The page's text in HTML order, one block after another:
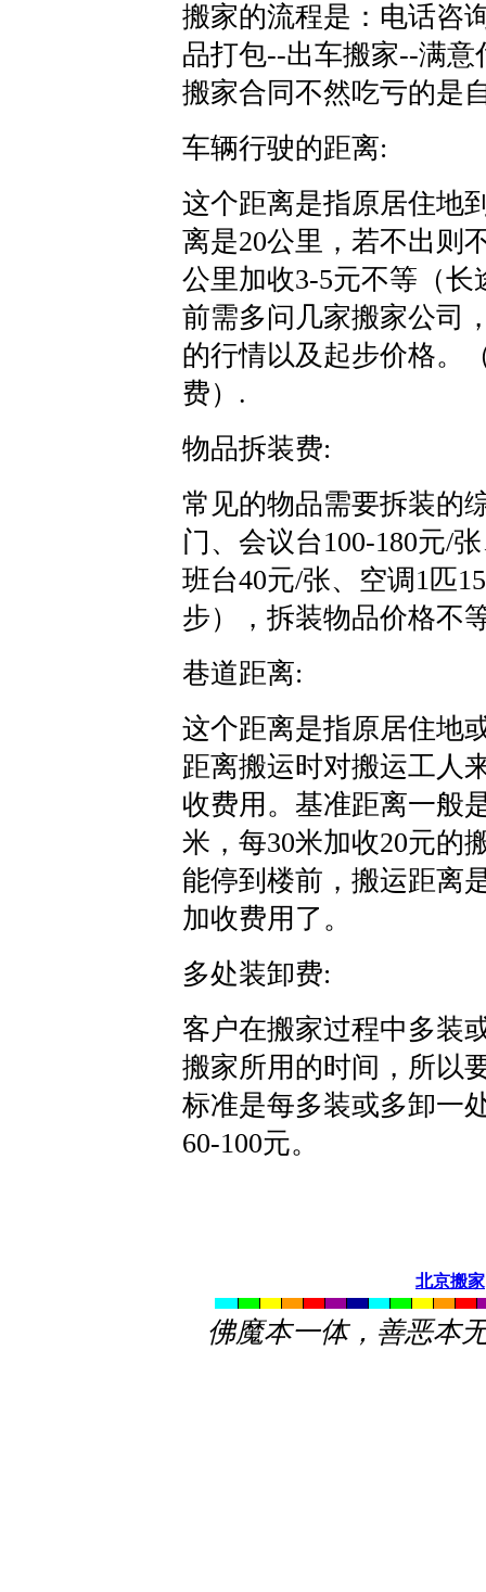
搬家的流程是：电话咨
品打包--出车搬家--满
搬家合同不然吃亏的是
车辆行驶的距离:
这个距离是指原居住地
离是20公里，若不出则
公里加收3-5元不等（
前需多问几家搬家公司
的行情以及起步价格。
费）.
物品拆装费:
常见的物品需要拆装的
门、会议台100-180元/
班台40元/张、空调1匹
步），拆装物品价格不
巷道距离:
这个距离是指原居住地
距离搬运时对搬运工人
收费用。基准距离一般
米，每30米加收20元的
能停到楼前，搬运距离
加收费用了。
多处装卸费:
客户在搬家过程中多装
搬家所用的时间，所以
标准是每多装或多卸一
60-100元。
北京搬家
佛魔本一体，善恶本